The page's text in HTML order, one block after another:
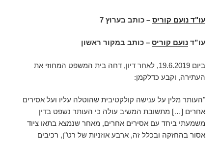
עו"ד נועם קוריס – כותב בערוץ 7
עו”ד נועם קוריס – כותב במקור ראשון
ביום 19.6.2019, לאחר דיון, דחה בית המשפט המחוזי את
העתירה, וקבע כדלקמן:
"העותר מלין על ענישה קולקטיבית שהוטלה עליו ועל אסירים
אחרים […] מתשובת המשיב עולה כי העותר נשפט בדין
משמעתי ביחד עם אסירים אחרים, מאחר שנמצא בתאו ציוד
אסור בהחזקה ובכלל זה, ארבע אוזניות של רט"ן, רכיבים